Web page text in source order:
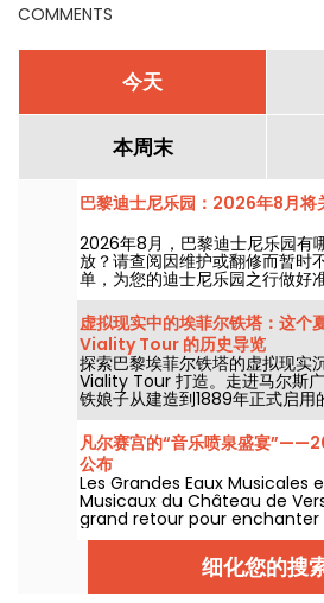
COMMENTS
今天
本周末
巴黎迪士尼乐园：2026年8月将
2026年8月，巴黎迪士尼乐园有
放？请查阅因维护或翻修而暂时
单，为您的迪士尼乐园之行做好准
虚拟现实中的埃菲尔铁塔：这个
Viality Tour 的历史导览
探索巴黎埃菲尔铁塔的虚拟现实
Viality Tour 打造。走进马尔斯
铁娘子从建造到1889年正式启用
2026年3月31日，推出了更贴近
此，我们还为你准备了专属促销
气，所有导览均安排在阴影处进
凡尔赛宫的“音乐喷泉盛宴
公布
Les Grandes Eaux Musicales
Musicaux du Château de
grand retour pour enchanter
fontaines et bassins du
nouvelle saison. Du 1er avril
2026, les visiteurs peuvent
bosquets et des fontaines,
细化您的搜